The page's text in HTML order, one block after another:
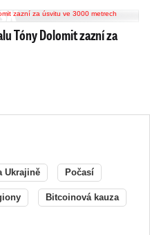
Tóny Dolomit zazní za
Ukrajině Počasí
Bitcoinová kauza